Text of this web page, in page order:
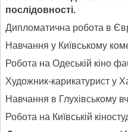
послідовності.
Дипломатична робота в
Навчання у Київському
Робота на Одеській кіно
Художник-карикатурист у
Навчання в Глухівському
Робота на Київській